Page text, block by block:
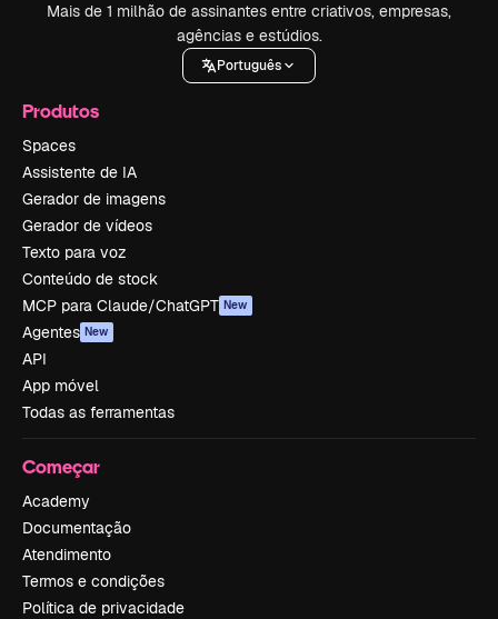
Mais de 1 milhão de assinantes entre criativos, empresas,
agências e estúdios.
Português
Produtos
Spaces
Assistente de IA
Gerador de imagens
Gerador de vídeos
Texto para voz
Conteúdo de stock
MCP para Claude/ChatGPT New
Agentes New
API
App móvel
Todas as ferramentas
Começar
Academy
Documentação
Atendimento
Termos e condições
Política de privacidade